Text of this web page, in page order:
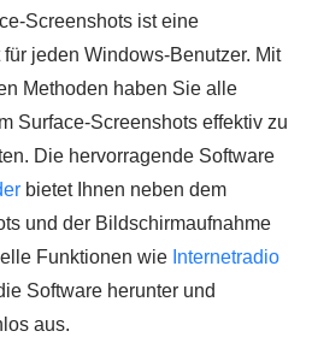
Screenshots ist eine
jeden Windows-Benutzer. Mit
Methoden haben Sie alle
Surface-Screenshots effektiv zu
Die hervorragende Software
bietet Ihnen neben dem
und der Bildschirmaufnahme
Funktionen wie Internetradio
Software herunter und
aus.